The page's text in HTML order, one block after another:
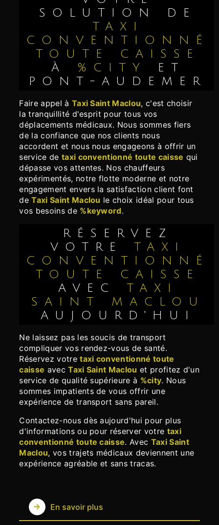
SOLUTION DE
TAXI
CONVENTIONNÉ
TOUTE CAISSE
À %CITY
ET
PONT-AUDEMER
Faire appel à Taxi Saint Maclou, c'est choisir
la tranquillité d'esprit pour tous vos
déplacements médicaux. Nous sommes fiers
de la confiance que nos clients nous
accordent et nous nous engageons à offrir un
service de taxi conventionné toute caisse qui
dépasse vos attentes. Nos chauffeurs
expérimentés, notre flotte moderne et notre
engagement envers la satisfaction client font
deTaxi Saint Maclou le choix idéal pour tous
vos besoins de %keyword.
RÉSERVEZ
VOTRETAXI
CONVENTIONNÉ
TOUTE CAISSE
AVEC TAXI
SAINT MACLOU
AUJOURD'HUI
Ne laissez pas les soucis de transport
compliquer vos rendez-vous de santé.
Réservez votretaxi conventionné toute
caisse avecTaxi Saint Maclou et profitez d'un
service de qualité supérieure à %city. Nous
sommes impatients de vous offrir une
expérience de transport sans pareil.
Contactez-nous dès aujourd'hui pour plus
d'informations ou pour réserver votre taxi
conventionné toute caisse. Avec Taxi Saint
Maclou, vos trajets médicaux deviennent une
expérience agréable et sans tracas.
En savoir plus